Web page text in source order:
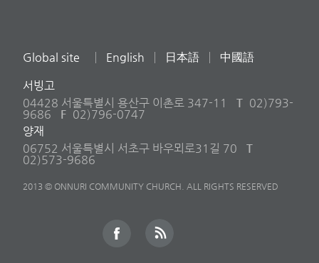
Global site English 日本語 中國語
서빙고
04428 서울특별시 용산구 이촌로 347-11
T 02)793-
9686
F 02)796-0747
양재
06752 서울특별시 서초구 바우뫼로31길 70
T
02)573-9686
2013 © ONNURI COMMUNITY CHURCH. ALL RIGHTS RESERVED